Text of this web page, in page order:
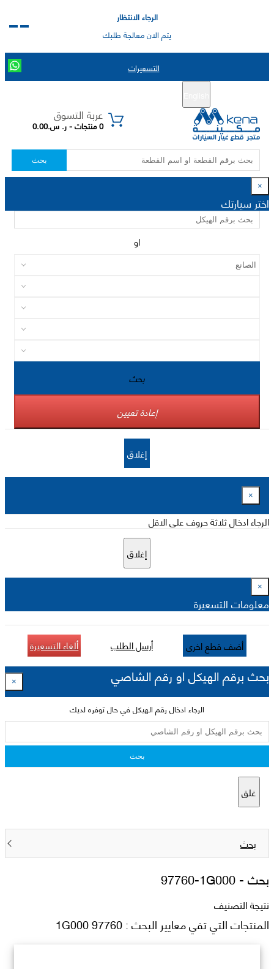
الرجاء الانتظار
يتم الان معالجة طلبك
التسعيرات
عربة التسوق
0 منتجات - ر. س.0.00
بحث
×
اختر سيارتك
او
بحث
إعادة تعيين
إغلاق
×
الرجاء ادخال ثلاثة حروف على الاقل
إغلاق
×
معلومات التسعيرة
أضف قطع اخرى أرسل الطلب ألغاء التسعيرة
بحث برقم الهيكل او رقم الشاصي ×
الرجاء ادخال رقم الهيكل في حال توفره لديك
بحث
غلق
بحث
بحث -97760-1G000
نتيجة التصنيف
المنتجات التي تفي معايير البحث : 97760 1G000